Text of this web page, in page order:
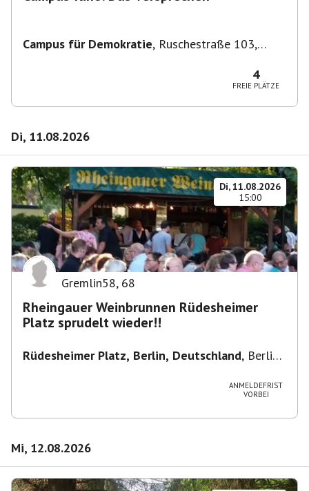
Campus für Demokratie, Ruschestraße 103,
4
FREIE PLÄTZE
Di, 11.08.2026
Di, 11.08.2026
15:00
Gremlin58, 68
Rheingauer Weinbrunnen Rüdesheimer
Platz sprudelt wieder!!
Rüdesheimer Platz, Berlin, Deutschland, Berlin-
ANMELDEFRIST
VORBEI
Mi, 12.08.2026